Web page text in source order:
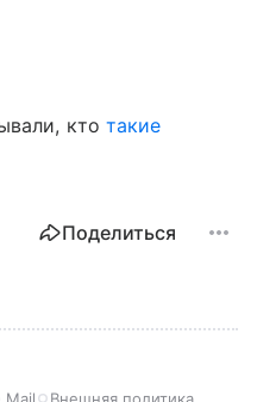
кто такие
Поделиться
Mail Внешняя политика